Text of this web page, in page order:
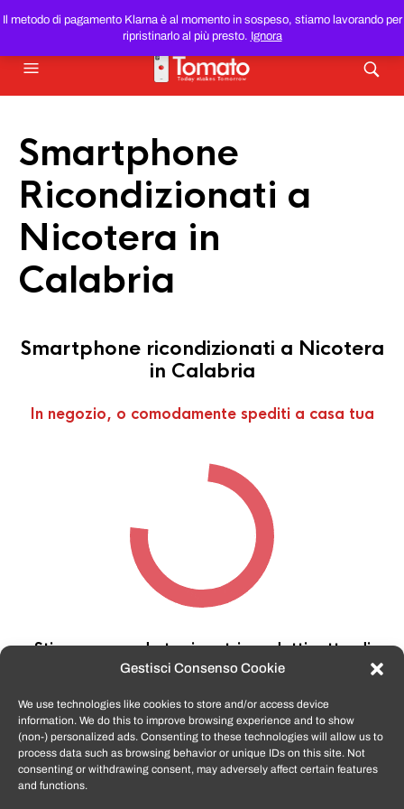
Gestisci Consenso Cookie
We use technologies like cookies to store and/or access device
information. We do this to improve browsing experience and to show
(non-) personalized ads. Consenting to these technologies will allow us to
process data such as browsing behavior or unique IDs on this site. Not
consenting or withdrawing consent, may adversely affect certain features
and functions.
Il metodo di pagamento Klarna è al momento in sospeso, stiamo lavorando per
ripristinarlo al più presto. Ignora
SMARTPHONE E TABLET RICONDIZIONATIAL MIGLIOR
PREZZO DEL WEB!
Smartphone
Ricondizionati a
Nicotera in
Calabria
Smartphone ricondizionati a Nicotera
in Calabria
In negozio, o comodamente spediti a casa tua
Stiamo cercando tra i nostri prodotti, attendi
qualche secondo…
TomatoSmartphone.itè lo shop n.1 in italia per
smartphone ricondizionati garantiti e certificati
di tutte le marche,APPLE, SAMSUNG, HUAWEI,
ONEPLUS, XIAOMI e tanto altro